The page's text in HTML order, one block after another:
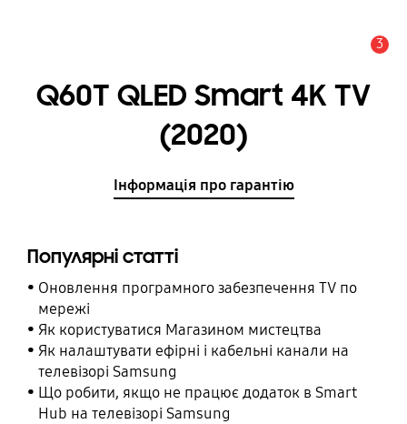
3
Q60T QLED Smart 4K TV
(2020)
Інформація про гарантію
Популярні статті
Оновлення програмного забезпечення TV по
мережі
Як користуватися Магазином мистецтва
Як налаштувати ефірні і кабельні канали на
телевізорі Samsung
Що робити, якщо не працює додаток в Smart
Hub на телевізорі Samsung